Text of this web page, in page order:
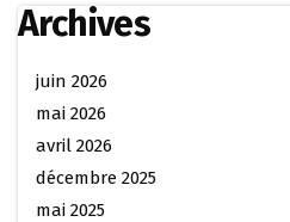
Archives
juin 2026
mai 2026
avril 2026
décembre 2025
mai 2025